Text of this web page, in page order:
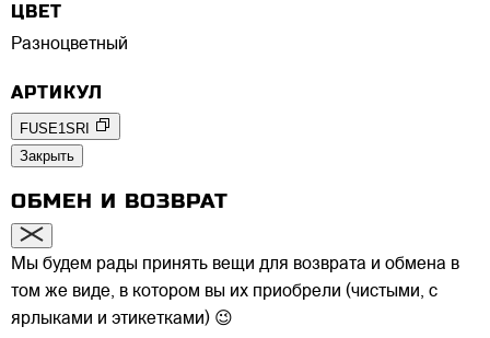
ЦВЕТ
Разноцветный
АРТИКУЛ
FUSE1SRI
Закрыть
ОБМЕН И ВОЗВРАТ
Мы будем рады принять вещи для возврата и обмена в
том же виде, в котором вы их приобрели (чистыми, с
ярлыками и этикетками) 😉